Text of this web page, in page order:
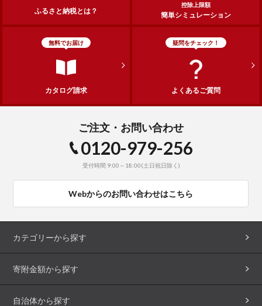
ふるさと納税とは？
控除上限額
簡単シミュレーション
無料でお届け
カタログ請求
疑問をチェック！
よくあるご質問
ご注文・お問い合わせ
0120-979-256
受付時間 9:00～18:00(土日祝日除く)
Webからのお問い合わせはこちら
カテゴリーから探す
寄附金額から探す
自治体から探す